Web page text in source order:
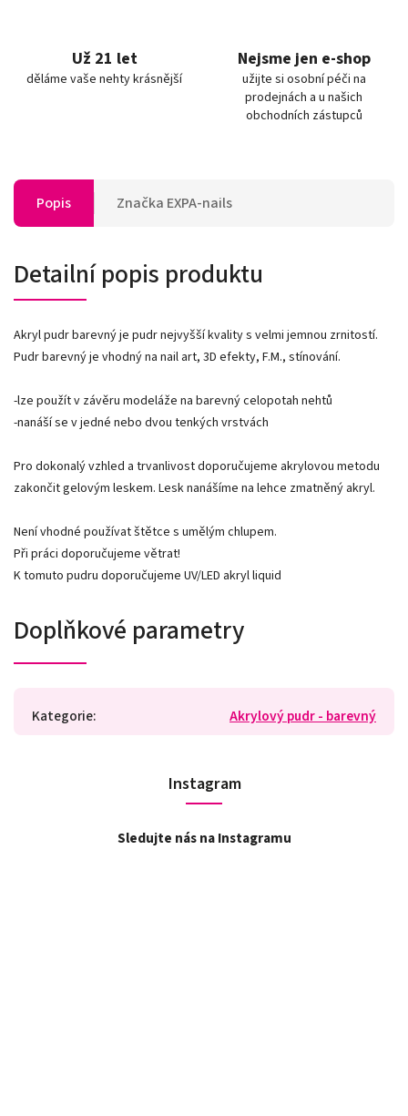
Už 21 let
děláme vaše nehty krásnější
Nejsme jen e-shop
užijte si osobní péči na
prodejnách a u našich
obchodních zástupců
Popis Značka EXPA-nails
Detailní popis produktu
Akryl pudr barevný je pudr nejvyšší kvality s velmi jemnou zrnitostí.
Pudr barevný je vhodný na nail art, 3D efekty, F.M., stínování.
-lze použít v závěru modeláže na barevný celopotah nehtů
-nanáší se v jedné nebo dvou tenkých vrstvách
Pro dokonalý vzhled a trvanlivost doporučujeme akrylovou metodu
zakončit gelovým leskem. Lesk nanášíme na lehce zmatněný akryl.
Není vhodné používat štětce s umělým chlupem.
Při práci doporučujeme větrat!
K tomuto pudru doporučujeme UV/LED akryl liquid
Doplňkové parametry
Kategorie: Akrylový pudr - barevný
Instagram
Sledujte nás na Instagramu